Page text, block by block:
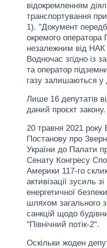
відокремленням
транспортування
1). "Документ
окремого
незалежним від НАК
Водночас згідно із
та оператор
газу залишаються у
Лише 16 депутатів
даний проєкт закону.
20 травня 2021
Постанову про
України до Палати
Сенату Конгресу
Америки 117-го
активізації зусиль
енергетичної
шляхом загального
санкцій щодо
"Північний потік-2".
Оскільки жоден